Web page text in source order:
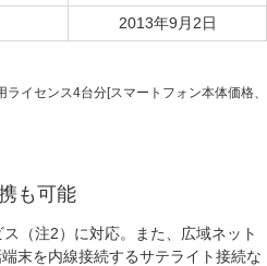
2013年9月2日
イセンス4台分[スマートフォン本体価格、
も可能
（注2）に対応。また、広域ネット
末を内線接続するサテライト接続な